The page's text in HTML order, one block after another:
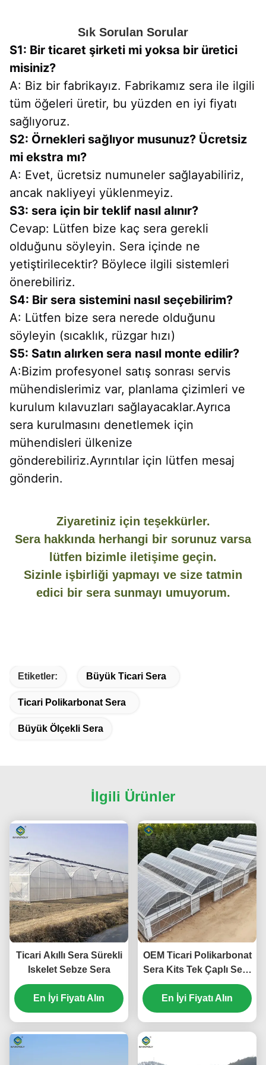
Sık Sorulan Sorular
S1: Bir ticaret şirketi mi yoksa bir üretici
misiniz?
A: Biz bir fabrikayız. Fabrikamız sera ile ilgili
tüm öğeleri üretir, bu yüzden en iyi fiyatı
sağlıyoruz.
S2: Örnekleri sağlıyor musunuz? Ücretsiz
mi ekstra mı?
A: Evet, ücretsiz numuneler sağlayabiliriz,
ancak nakliyeyi yüklenmeyiz.
S3: sera için bir teklif nasıl alınır?
Cevap: Lütfen bize kaç sera gerekli
olduğunu söyleyin. Sera içinde ne
yetiştirilecektir? Böylece ilgili sistemleri
önerebiliriz.
S4: Bir sera sistemini nasıl seçebilirim?
A: Lütfen bize sera nerede olduğunu
söyleyin (sıcaklık, rüzgar hızı)
S5: Satın alırken sera nasıl monte edilir?
A:Bizim profesyonel satış sonrası servis
mühendislerimiz var, planlama çizimleri ve
kurulum kılavuzları sağlayacaklar.Ayrıca
sera kurulmasını denetlemek için
mühendisleri ülkenize
gönderebiliriz.Ayrıntılar için lütfen mesaj
gönderin.
Ziyaretiniz için teşekkürler.
Sera hakkında herhangi bir sorunuz varsa
lütfen bizimle iletişime geçin.
Sizinle işbirliği yapmayı ve size tatmin
edici bir sera sunmayı umuyorum.
Etiketler: Büyük Ticari Sera
Ticari Polikarbonat Sera
Büyük Ölçekli Sera
İlgili Ürünler
Ticari Akıllı Sera Sürekli
Iskelet Sebze Sera
En İyi Fiyatı Alın
OEM Ticari Polikarbonat
Sera Kits Tek Çaplı Sera
Sebze Tohumu
En İyi Fiyatı Alın